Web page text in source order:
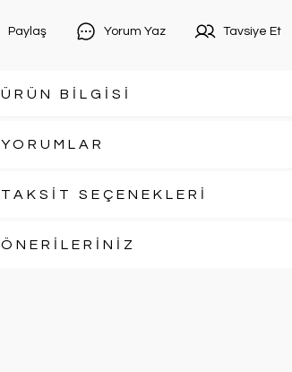
Paylaş Yorum Yaz Tavsiye Et
ÜRÜN BİLGİSİ
YORUMLAR
TAKSİT SEÇENEKLERİ
ÖNERİLERİNİZ